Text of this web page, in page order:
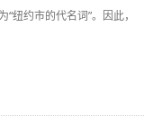
纽约市的代名词”。因此，